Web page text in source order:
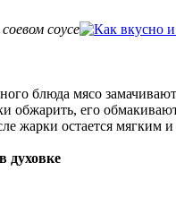
соусе
блюда мясо
обжарить, его
жарки остается мягким
духовке